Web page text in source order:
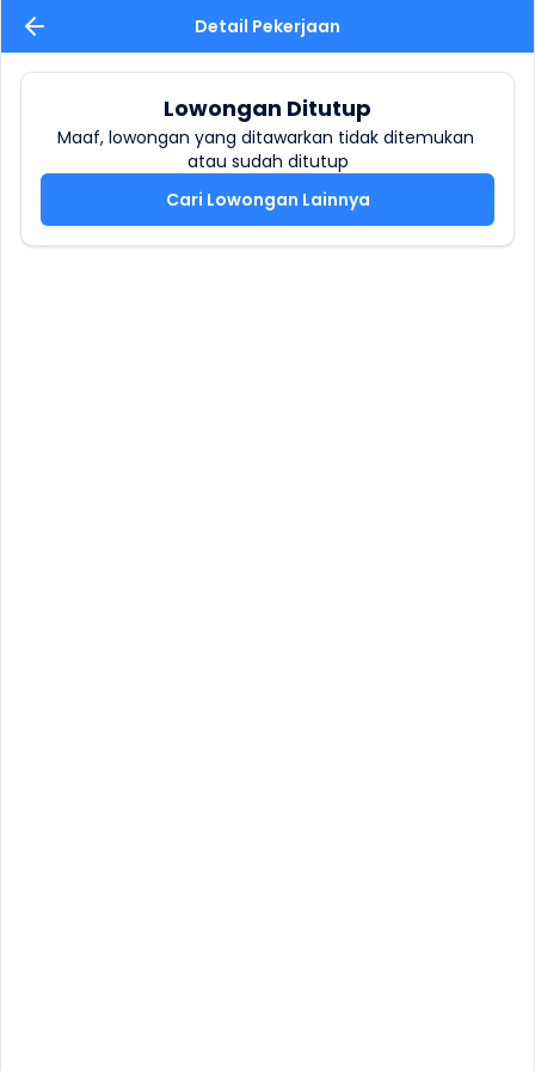
Detail Pekerjaan
Lowongan Ditutup
Maaf, lowongan yang ditawarkan tidak ditemukan
atau sudah ditutup
Cari Lowongan Lainnya